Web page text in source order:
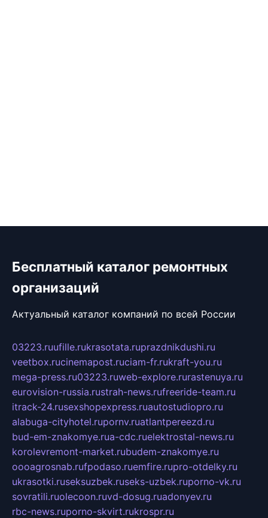
Бесплатный каталог ремонтных
организаций
Актуальный каталог компаний по всей России
03223.ruufille.rukrasotata.ruprazdnikdushi.ru
veetbox.rucinemapost.ruciam-fr.rukraft-you.ru
mega-press.ru03223.ruweb-explore.rurastenuya.ru
eurovision-russia.rustrah-news.rufreeride-team.ru
itrack-24.rusexshopexpress.ruautostudiopro.ru
alabuga-cityhotel.rupornv.ruatlantpereezd.ru
bud-em-znakomye.rua-cdc.ruelektrostal-news.ru
korolevremont-market.rubudem-znakomye.ru
oooagrosnab.rufpodaso.ruemfire.rupro-otdelky.ru
ukrasotki.ruseksuzbek.ruseks-uzbek.ruporno-vk.ru
sovratili.ruolecoon.ruvd-dosug.ruadonyev.ru
rbc-news.ruporno-skvirt.rukrospr.ru